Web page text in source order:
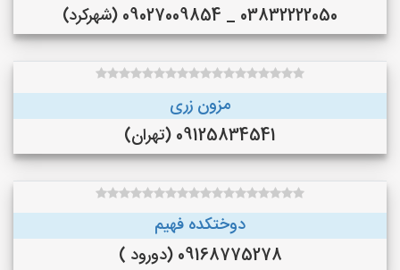
03832222050 _ 09027009854 (شهرکرد)
مزون زری
09125834541 (تهران)
دوختکده فهیم
09168775278 (دورود )